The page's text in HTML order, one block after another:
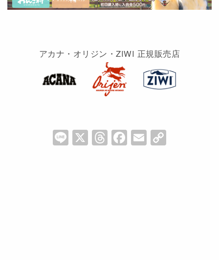
アカナ・オリジン・ZIWI 正規販売店
Li
n
X T
hr
F
a
E
m